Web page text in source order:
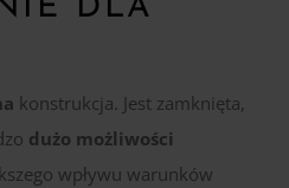
DLA
konstrukcja. Jest zamknięta,
dużo możliwości
wpływu warunków